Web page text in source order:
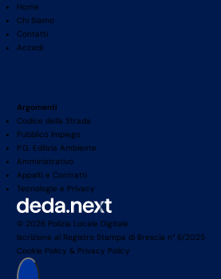
Home
Chi Siamo
Contatti
Accedi
Argomenti
Codice della Strada
Pubblico Impiego
P.G. Edilizia Ambiente
Amministrativo
Appalti e Contratti
Tecnologie e Privacy
© 2026 Polizia Locale Digitale
Iscrizione al Registro Stampa di Brescia n° 6/2025
Cookie Policy & Privacy Policy